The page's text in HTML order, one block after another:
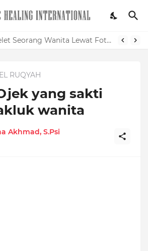
Mudahnya Memelet Seorang Wanita Lewat Foto di Facebook
RUQYAH
yang sakti
wanita
Akhmad, S.Psi